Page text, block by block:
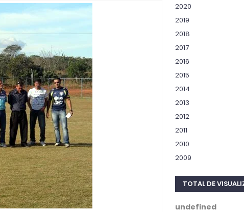
2020
2019
2018
2017
2016
2015
2014
2013
2012
2011
2010
2009
TOTAL DE
undefined